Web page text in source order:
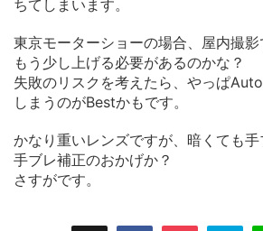
ちてしまいます。
東京モーターショーの場合、屋内撮
もう少し上げる必要があるのかな？
失敗のリスクを考えたら、やっぱ
しまうのがBestかもです。
かなり重いレンズですが、暗くても
手ブレ補正のおかげか？
さすがです。